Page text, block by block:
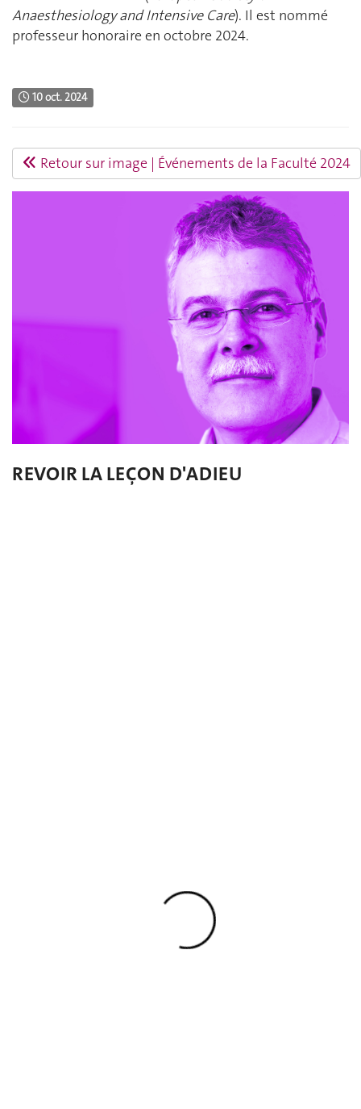
Anaesthesiology and Intensive Care). Il est nommé
professeur honoraire en octobre 2024.
10 oct. 2024
Retour sur image | Événements de la Faculté 2024
REVOIR LA LEÇON D'ADIEU